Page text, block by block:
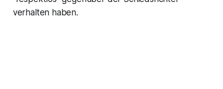
verhalten haben.